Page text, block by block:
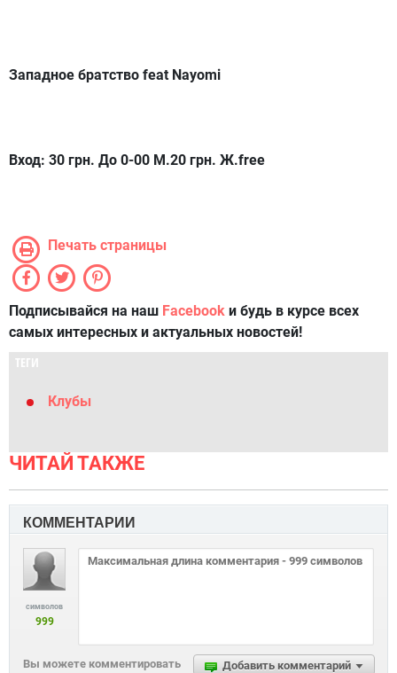
Западное братство feat Nayomi
Вход: 30 грн. До 0-00 М.20 грн. Ж.free
Печать страницы
Подписывайся на наш Facebook и будь в курсе всех
самых интересных и актуальных новостей!
ТЕГИ
Клубы
ЧИТАЙ ТАКЖЕ
КОММЕНТАРИИ
символов
999
Добавить комментарий
Вы можете комментировать